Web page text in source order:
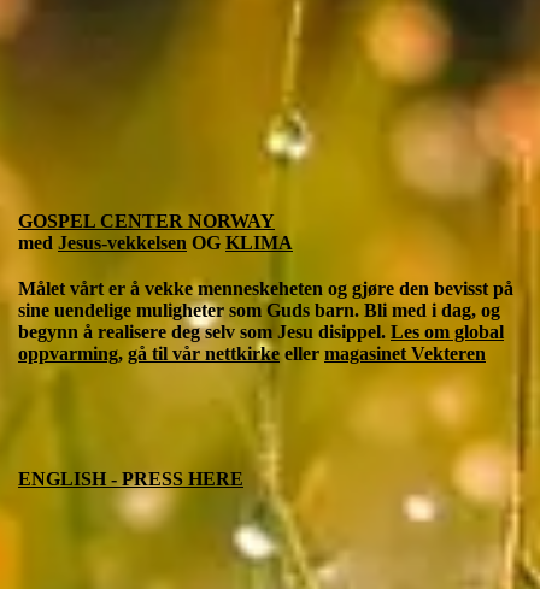
GOSPEL CENTER NORWAY
med Jesus-vekkelsen OG KLIMA
Målet vårt er å vekke menneskeheten og gjøre den bevisst på
sine uendelige muligheter som Guds barn. Bli med i dag, og
begynn å realisere deg selv som Jesu disippel. Les om global
oppvarming, gå til vår nettkirke eller magasinet Vekteren
ENGLISH - PRESS HERE